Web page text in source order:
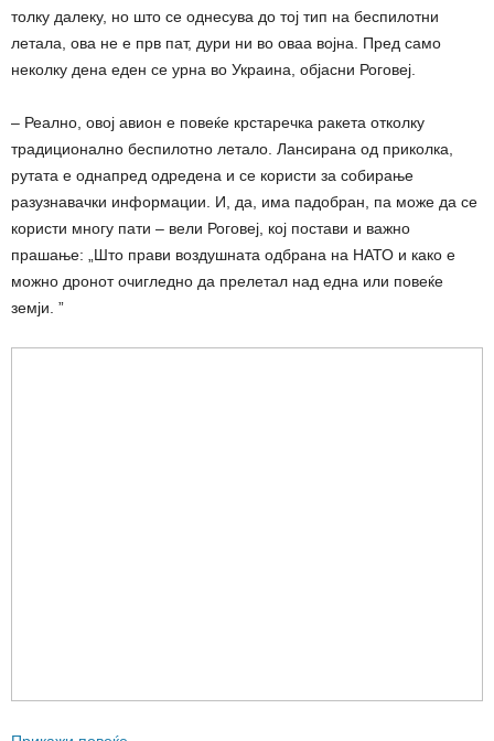
толку далеку, но што се однесува до тој тип на беспилотни
летала, ова не е прв пат, дури ни во оваа војна. Пред само
неколку дена еден се урна во Украина, објасни Роговеј.
– Реално, овој авион е повеќе крстаречка ракета отколку
традиционално беспилотно летало. Лансирана од приколка,
рутата е однапред одредена и се користи за собирање
разузнавачки информации. И, да, има падобран, па може да се
користи многу пати – вели Роговеј, кој постави и важно
прашање: „Што прави воздушната одбрана на НАТО и како е
можно дронот очигледно да прелетал над една или повеќе
земји. ”